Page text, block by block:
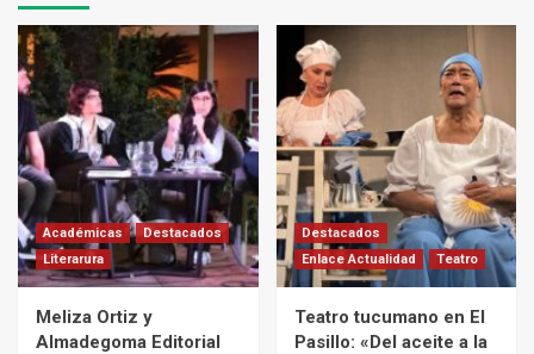
Académicas
Destacados
Literarura
Meliza Ortiz y
Almadegoma Editorial
Destacados
Enlace Actualidad
Teatro
Teatro tucumano en El
Pasillo: «Del aceite a la